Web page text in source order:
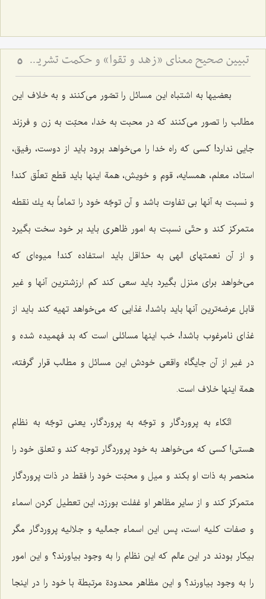
تبیین صحیح معنای «زهد و تقوا» و حکمت تشریع مساله ازدواج 5
بعضیها به اشتباه این مسائل را تصّور می‌كنند و به خلاف این
مطالب را تصور می‌كنند كه در محبت به خدا، محبّت به زن و فرزند
جایی ندارد! كسی كه راه خدا را می‌خواهد برود باید از دوست، رفیق،
استاد، معلم، همسایه، قوم و خویش، همة اینها باید قطع تعلّق كند!
و نسبت به آنها بی تفاوت باشد و آن توجّه خود را تماماً به یك نقطه
متمركز كند و حتّی نسبت به امور ظاهری باید بر خود سخت بگیرد
و از آن نعمتهای الهی به حدّاقل باید استفاده كند! میوه‌ای كه
می‌خواهد برای منزل بگیرد باید سعی كند كم ارزشترین آنها و غیر
قابل عرضه‌ترین آنها باید باشد!، غذایی كه می‌خواهد تهیه كند باید از
غذای نامرغوب باشد!، خب اینها مسائلی است كه بد فهمیده شده و
در غیر از آن جایگاه واقعی خودش این مسائل و مطالب قرار گرفته،
همة اینها خلاف است.
اتّكاء به پروردگار و توجّه به پروردگار، یعنی توجّه به نظام
هستی! كسی كه می‌خواهد به خود پروردگار توجه كند و تعلق خود را
منحصر به ذات او بكند و میل و محبّت خود را فقط در ذات پروردگار
متمركز كند و از سایر مظاهر او غفلت بورزد، این تعطیل كردن اسماء
و صفات كلیه است، پس این اسماء جمالیه و جلالیه پروردگار مگر
بیكار بودند در این عالم كه این نظام را به وجود بیاورند؟ و این امور
را به وجود بیاورند؟ و این مظاهر محدودة مرتبطة با خود را در اینجا